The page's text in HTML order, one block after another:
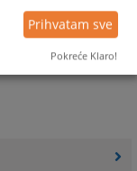
Prihvatam sve
Pokreće Klaro!